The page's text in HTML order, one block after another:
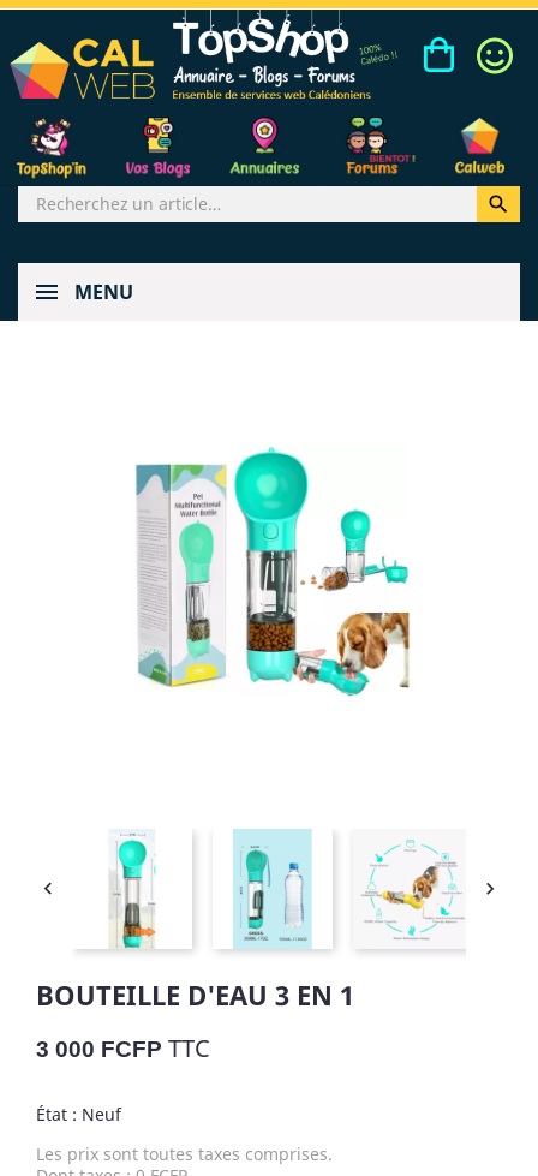

MENU
 
BOUTEILLE D'EAU 3 EN 1
3 000 FCFP TTC
État : Neuf
Les prix sont toutes taxes comprises.